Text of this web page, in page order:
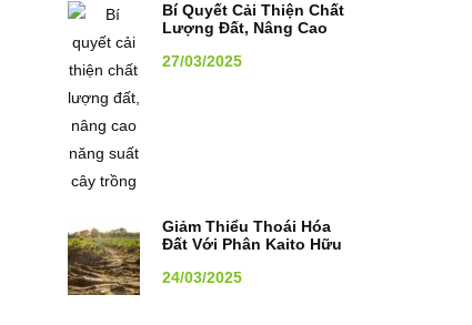
Bí Quyết Cải Thiện Chất
Lượng Đất, Nâng Cao
27/03/2025
Giảm Thiểu Thoái Hóa
Đất Với Phân Kaito Hữu
24/03/2025